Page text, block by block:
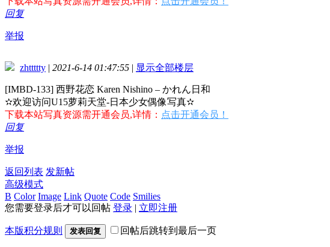
回复
举报
zhttttty | 2021-6-14 01:47:55 | 显示全部楼层
[IMBD-133] 西野花恋 Karen Nishino – かれん日和
✫欢迎访问U15萝莉天堂-日本少女偶像写真✫
下载本站写真资源需开通会员,详情： 点击开通会员！
回复
举报
返回列表 发新帖
高级模式
B Color Image Link Quote Code Smilies
您需要登录后才可以回帖 登录 | 立即注册
本版积分规则 发表回复 回帖后跳转到最后一页